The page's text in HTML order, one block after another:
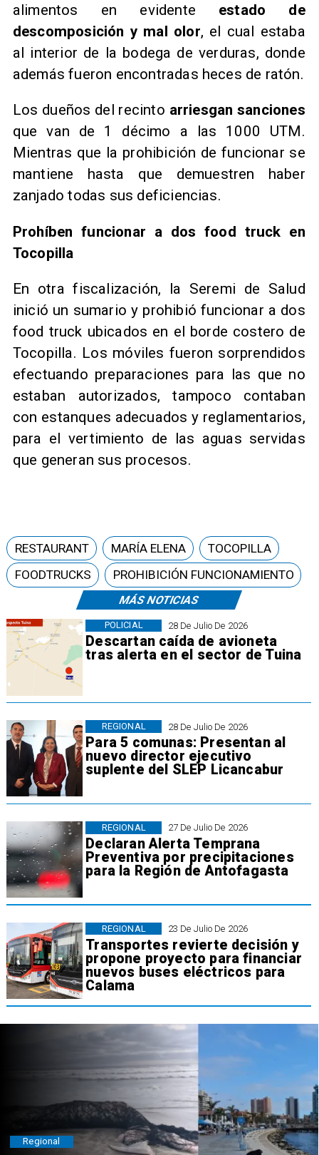
alimentos en evidente estado de
descomposición y mal olor, el cual estaba
al interior de la bodega de verduras, donde
además fueron encontradas heces de ratón.
Los dueños del recinto arriesgan sanciones
que van de 1 décimo a las 1000 UTM.
Mientras que la prohibición de funcionar se
mantiene hasta que demuestren haber
zanjado todas sus deficiencias.
Prohíben funcionar a dos food truck en
Tocopilla
En otra fiscalización, la Seremi de Salud
inició un sumario y prohibió funcionar a dos
food truck ubicados en el borde costero de
Tocopilla. Los móviles fueron sorprendidos
efectuando preparaciones para las que no
estaban autorizados, tampoco contaban
con estanques adecuados y reglamentarios,
para el vertimiento de las aguas servidas
que generan sus procesos.
MÁS NOTICIAS
28 De Julio De 2026
Descartan caída de avioneta
tras alerta en el sector de Tuina
POLICIAL
28 De Julio De 2026
Para 5 comunas: Presentan al
nuevo director ejecutivo
suplente del SLEP Licancabur
REGIONAL
27 De Julio De 2026
Declaran Alerta Temprana
Preventiva por precipitaciones
para la Región de Antofagasta
REGIONAL
23 De Julio De 2026
Transportes revierte decisión y
propone proyecto para financiar
nuevos buses eléctricos para
Calama
REGIONAL
RESTAURANT MARÍA ELENA
TOCOPILLA
FOODTRUCKS
PROHIBICIÓN FUNCIONAMIENTO
Regional